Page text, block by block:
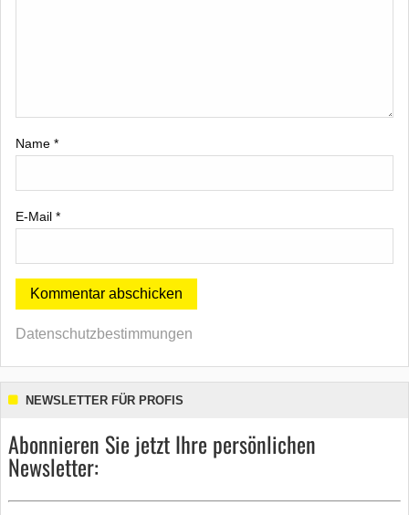
Name *
E-Mail *
Datenschutzbestimmungen
NEWSLETTER FÜR PROFIS
Abonnieren Sie jetzt Ihre persönlichen
Newsletter: